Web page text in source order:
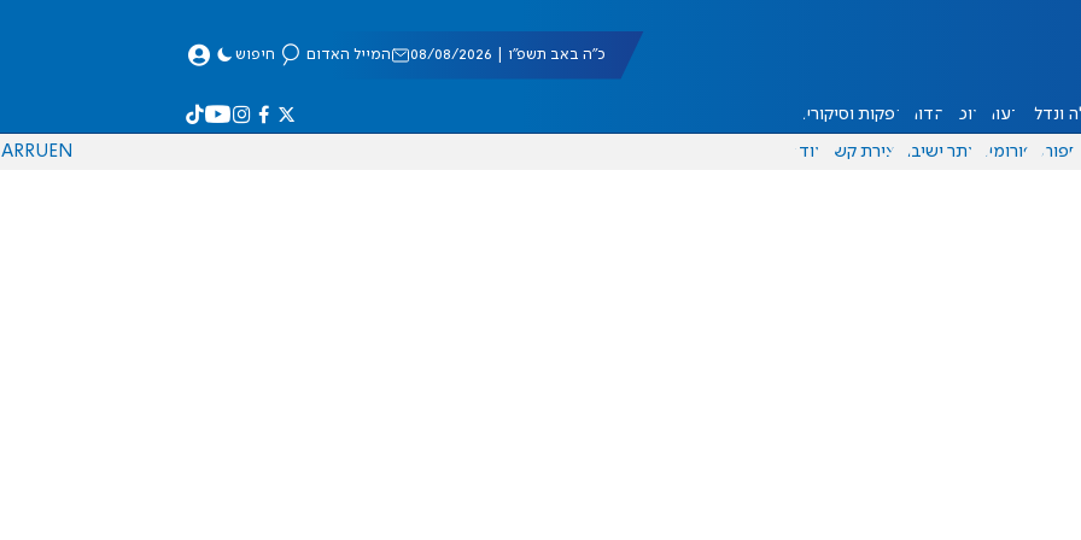
כ"ה באב תשפ"ו | 08/08/2026 המייל האדום חיפוש
ונדל"ן דעות אוכל יהדות הפקות וסיקורים
ספורט פורומים אתר ישיבה יצירת קשר עוד EN
RU
AR